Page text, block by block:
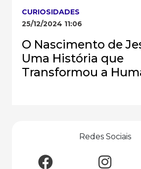
CURIOSIDADES
25/12/2024 11:06
O Nascimento de
Uma História que
Transformou a
Redes Sociais